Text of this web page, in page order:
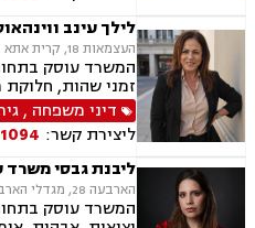
אלימות במשפחה,
לילך עינב
העצמאות 18, קרית אתא
המשרד עוסק
זמני שהות, חלוקת
הורי, גישור
ליטיגציה, צווי
קביעת גיל,
מתמשך, סכסוכי
מושכר, לשון הרע,
דיני משפחה ,
ליצירת קשר:
ליבנת גבסי משרד
הארבעה 28, מגדלי הארבעה, מגדל צפוני, קומה 5, תל-אביב
המשרד עוסק